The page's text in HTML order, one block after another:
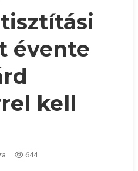
évente
kell
644